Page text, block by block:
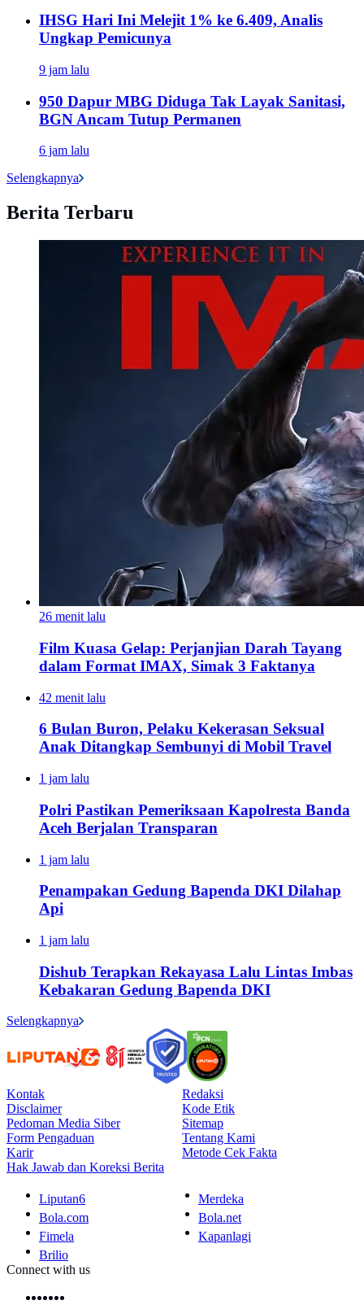
IHSG Hari Ini Melejit 1% ke 6.409, Analis
Ungkap Pemicunya
9 jam lalu
950 Dapur MBG Diduga Tak Layak Sanitasi,
BGN Ancam Tutup Permanen
6 jam lalu
Selengkapnya
Berita Terbaru
26 menit lalu
Film Kuasa Gelap: Perjanjian Darah Tayang
dalam Format IMAX, Simak 3 Faktanya
42 menit lalu
6 Bulan Buron, Pelaku Kekerasan Seksual
Anak Ditangkap Sembunyi di Mobil Travel
1 jam lalu
Polri Pastikan Pemeriksaan Kapolresta Banda
Aceh Berjalan Transparan
1 jam lalu
Penampakan Gedung Bapenda DKI Dilahap
Api
1 jam lalu
Dishub Terapkan Rekayasa Lalu Lintas Imbas
Kebakaran Gedung Bapenda DKI
Selengkapnya
Kontak
Redaksi
Disclaimer
Kode Etik
Pedoman Media Siber
Sitemap
Form Pengaduan
Tentang Kami
Karir
Metode Cek Fakta
Hak Jawab dan Koreksi Berita
Liputan6
Merdeka
Bola.com
Bola.net
Fimela
Kapanlagi
Brilio
Connect with us